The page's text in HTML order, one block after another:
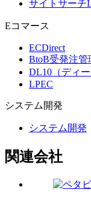
サイトサーチ
Eコマース
ECDirect
BtoB受発注管
DL10（ディー
LPEC
システム 開発
システム開発
関連会社